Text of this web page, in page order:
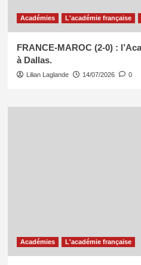
Académies L'académie française
FRANCE-MAROC (2-0) :
à Dallas.
Lilian Laglande 14/07/2026 0
Académies L'académie française